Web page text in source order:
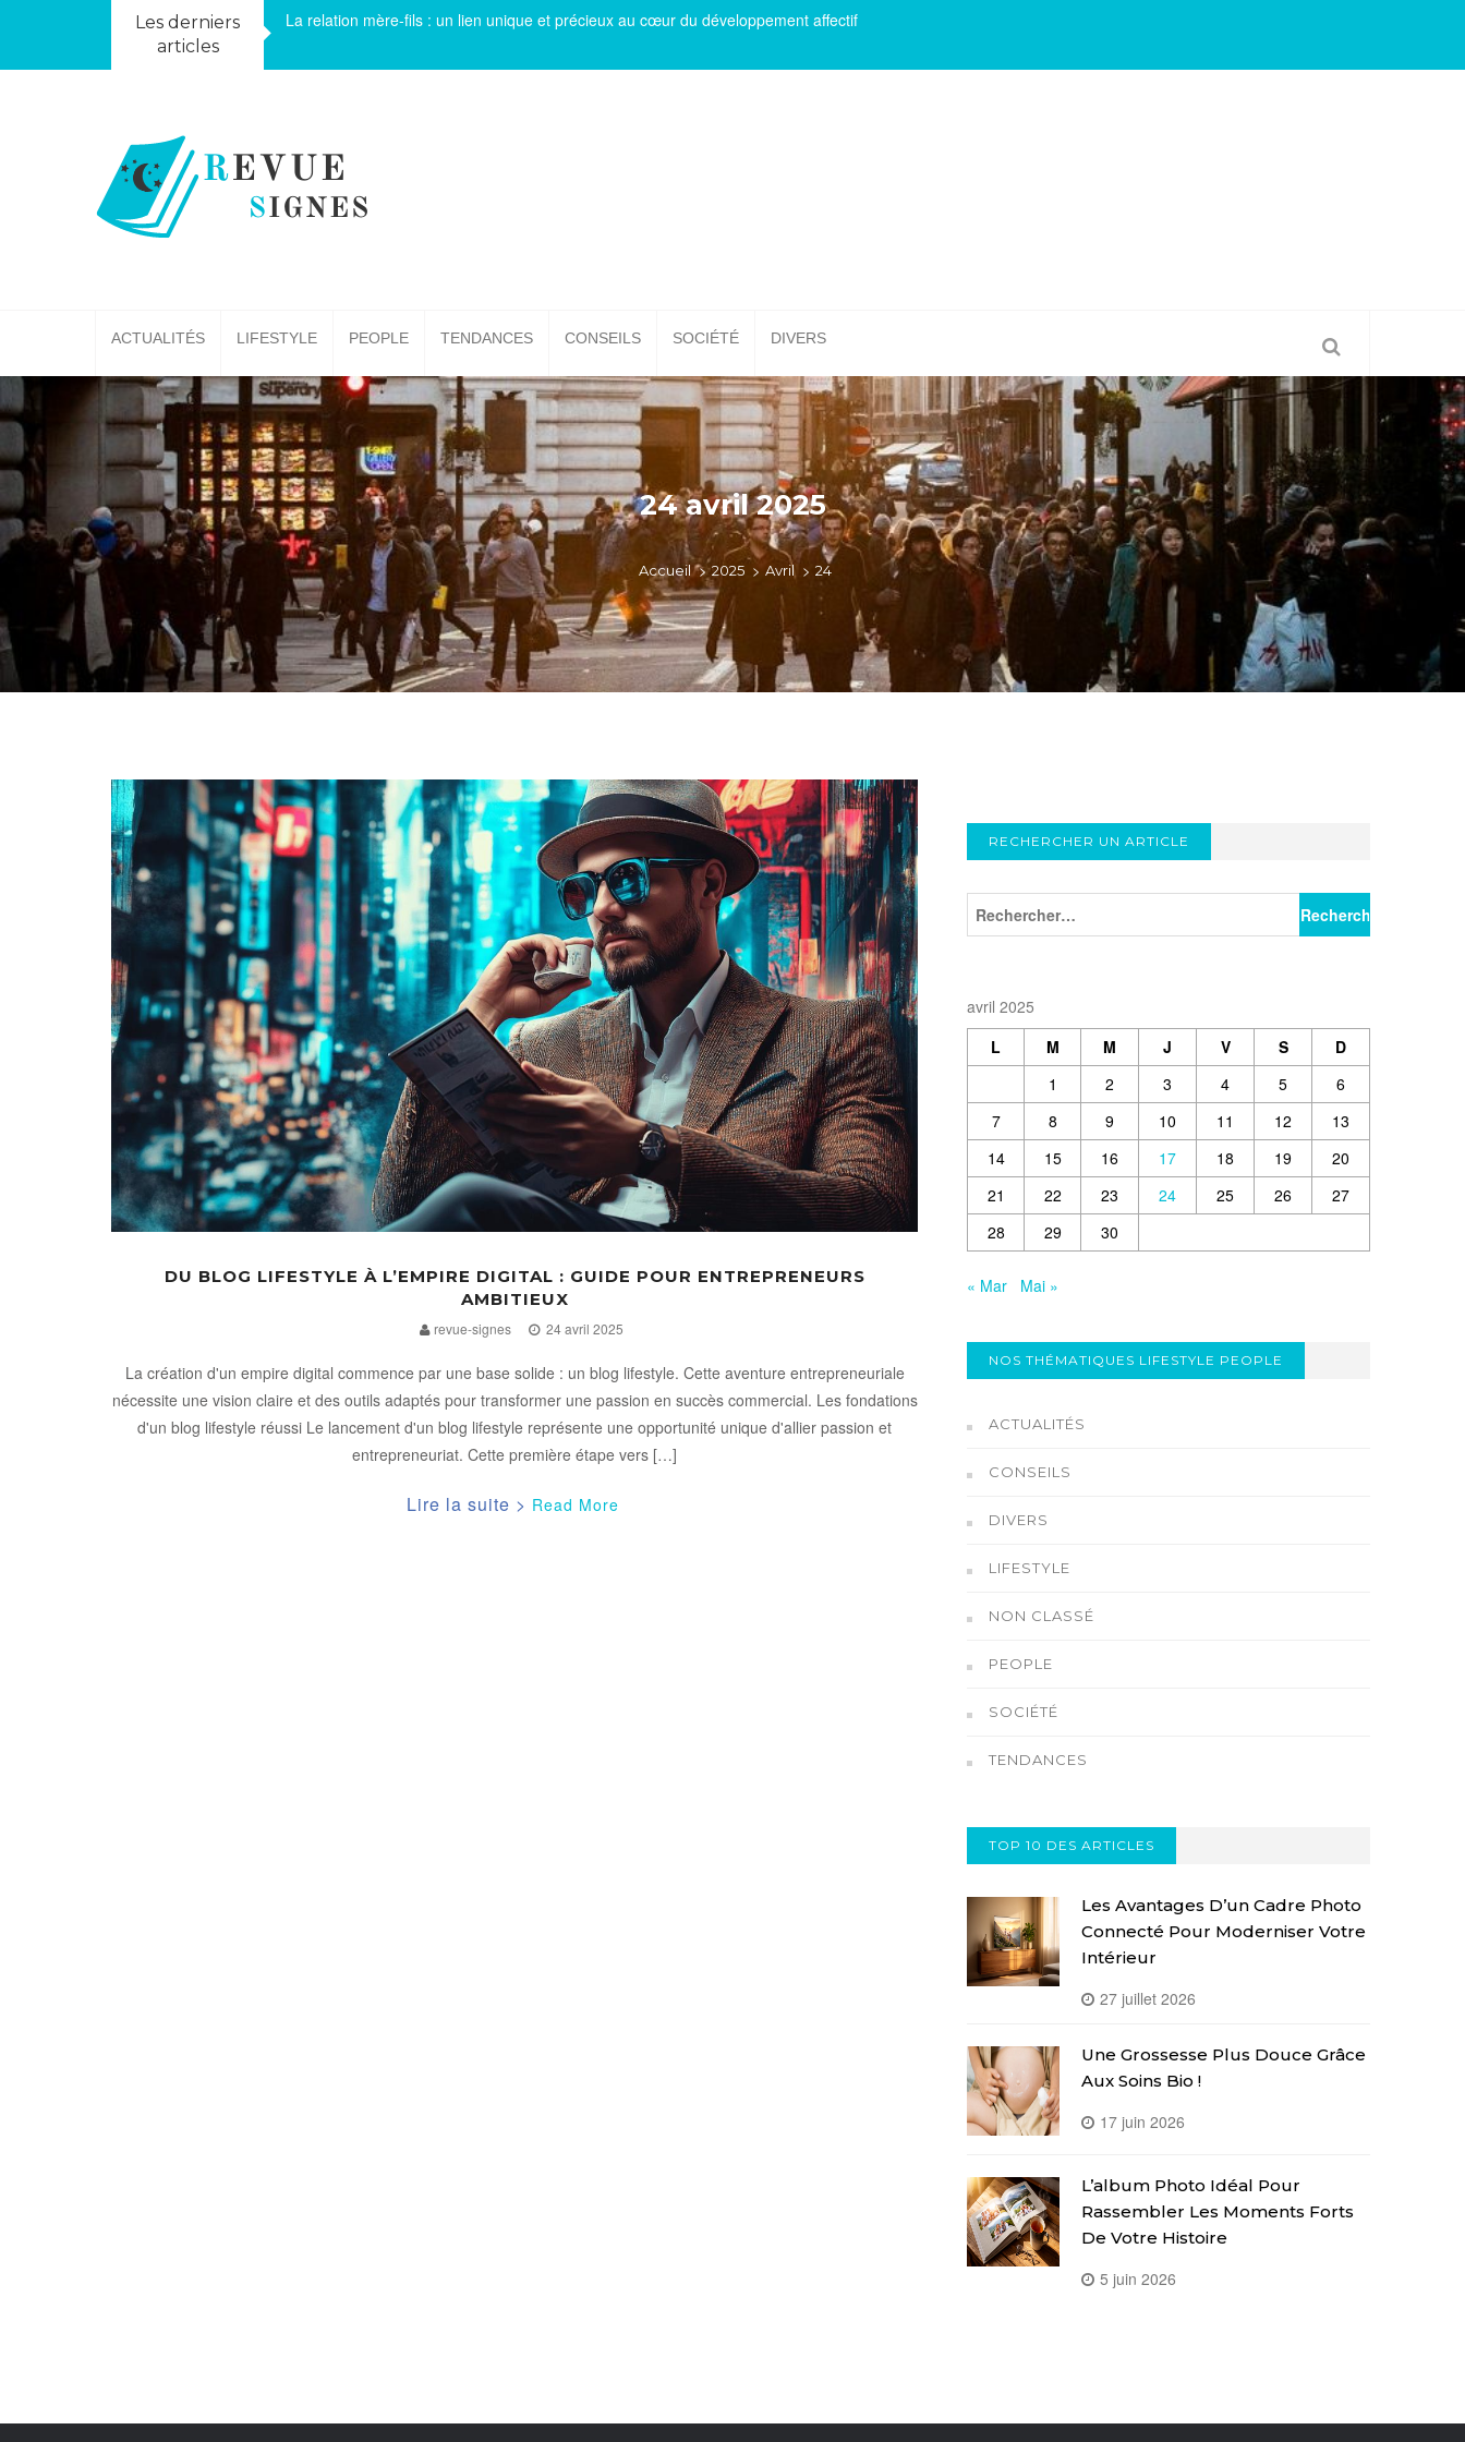
Les derniers
articles
La relation mère-fils : un lien unique et précieux au cœur du développement affectif
ACTUALITÉS LIFESTYLE PEOPLE TENDANCES CONSEILS SOCIÉTÉ DIVERS
24 avril 2025
Accueil > 2025 > Avril > 24
DU BLOG LIFESTYLE À L’EMPIRE DIGITAL : GUIDE POUR ENTREPRENEURS
AMBITIEUX
revue-signes 24 avril 2025
La création d'un empire digital commence par une base solide : un blog lifestyle. Cette aventure entrepreneuriale
nécessite une vision claire et des outils adaptés pour transformer une passion en succès commercial. Les fondations
d'un blog lifestyle réussi Le lancement d'un blog lifestyle représente une opportunité unique d'allier passion et
entrepreneuriat. Cette première étape vers […]
Read More
RECHERCHER UN ARTICLE
avril 2025
L
M M J V S
D
1
2 3 4 5
6
7
8 9 10 11 12
13
14
15 16 17 18 19
20
21
22 23 24 25 26
27
28
29 30
« Mar Mai »
NOS THÉMATIQUES LIFESTYLE PEOPLE
ACTUALITÉS
CONSEILS
DIVERS
LIFESTYLE
NON CLASSÉ
PEOPLE
SOCIÉTÉ
TENDANCES
TOP 10 DES ARTICLES
Les Avantages D’un Cadre Photo
Connecté Pour Moderniser Votre
Intérieur
27 juillet 2026
Une Grossesse Plus Douce Grâce
Aux Soins Bio !
17 juin 2026
L’album Photo Idéal Pour
Rassembler Les Moments Forts
De Votre Histoire
5 juin 2026